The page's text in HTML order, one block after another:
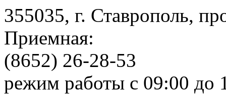
355035, г. Ставрополь,
Приемная:
(8652) 26-28-53
режим работы с 09:00 до